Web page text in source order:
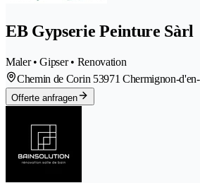
EB Gypserie Peinture Sàrl
Maler • Gipser • Renovation
Chemin de Corin 53971 Chermignon-
Offerte anfragen